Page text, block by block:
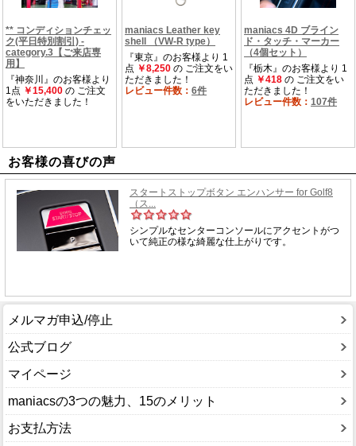
お客様の喜びの声
メルマガ申込/停止
公式ブログ
マイページ
maniacsの3つの魅力、15のメリット
お支払方法